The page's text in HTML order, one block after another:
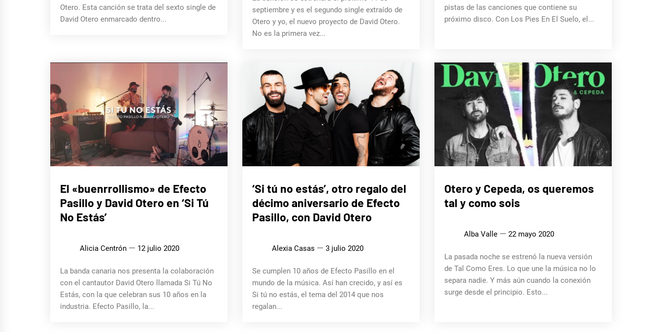
Otero. Esta canción se trata del sexto single de
David Otero enmarcado dentro...
septiembre y es el segundo single extraído de
Otero y yo, el nuevo proyecto de David Otero.
No es la primera vez...
pistas de las canciones que contiene su
próximo disco. Con Los Pies En El Suelo, el...
El «buenrrollismo» de Efecto
Pasillo y David Otero en ‘Si Tú
No Estás’
Alicia Centrón 12 julio 2020
La banda canaria nos presenta la colaboración
con el cantautor David Otero llamada Si Tú No
Estás, con la que celebran sus 10 años en la
industria. Efecto Pasillo, la...
‘Si tú no estás’, otro regalo del
décimo aniversario de Efecto
Pasillo, con David Otero
Alexia Casas 3 julio 2020
Se cumplen 10 años de Efecto Pasillo en el
mundo de la música. Así han crecido, y así es
Si tú no estás, el tema del 2014 que nos
regalan...
Otero y Cepeda, os queremos
tal y como sois
Alba Valle 22 mayo 2020
La pasada noche se estrenó la nueva versión
de Tal Como Eres. Lo que une la música no lo
separa nadie. Y más aún cuando la conexión
surge desde el principio. Esto...